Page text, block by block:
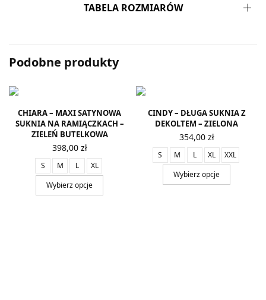
TABELA ROZMIARÓW
Podobne produkty
CHIARA – MAXI SATYNOWA
SUKNIA NA RAMIĄCZKACH –
ZIELEŃ BUTELKOWA
398,00 zł
S M L
XL
Wybierz opcje
CINDY – DŁUGA SUKNIA Z
DEKOLTEM – ZIELONA
354,00 zł
S M L XL
XXL
Wybierz opcje